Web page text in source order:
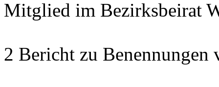
Mitglied im Bezirksbeirat
2 Bericht zu Benennungen